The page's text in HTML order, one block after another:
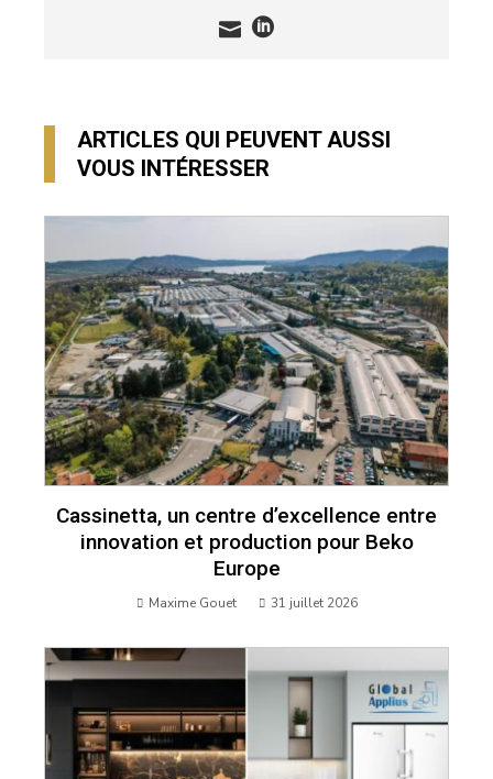
ARTICLES QUI PEUVENT AUSSI
VOUS INTÉRESSER
Cassinetta, un centre d’excellence entre
innovation et production pour Beko
Europe
Maxime Gouet 31 juillet 2026